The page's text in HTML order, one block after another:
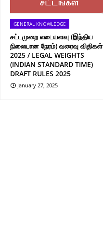
GENERAL KNOWLEDGE
சட்டமுறை எடையளவு (இந்திய
நிலையான நேரம்) வரைவு விதிகள்
2025 / LEGAL WEIGHTS
(INDIAN STANDARD TIME)
DRAFT RULES 2025
January 27, 2025